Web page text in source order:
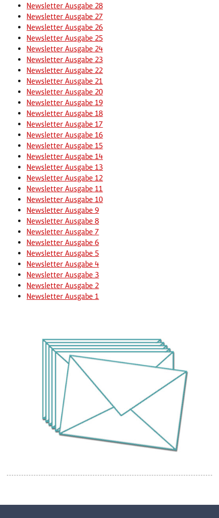
Newsletter Ausgabe 28
Newsletter Ausgabe 27
Newsletter Ausgabe 26
Newsletter Ausgabe 25
Newsletter Ausgabe 24
Newsletter Ausgabe 23
Newsletter Ausgabe 22
Newsletter Ausgabe 21
Newsletter Ausgabe 20
Newsletter Ausgabe 19
Newsletter Ausgabe 18
Newsletter Ausgabe 17
Newsletter Ausgabe 16
Newsletter Ausgabe 15
Newsletter Ausgabe 14
Newsletter Ausgabe 13
Newsletter Ausgabe 12
Newsletter Ausgabe 11
Newsletter Ausgabe 10
Newsletter Ausgabe 9
Newsletter Ausgabe 8
Newsletter Ausgabe 7
Newsletter Ausgabe 6
Newsletter Ausgabe 5
Newsletter Ausgabe 4
Newsletter Ausgabe 3
Newsletter Ausgabe 2
Newsletter Ausgabe 1